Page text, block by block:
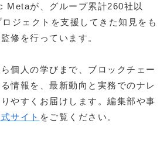
Metaが、グループ累計260社以
ロジェクトを支援してきた知見をも
修を行っています。
個人の学びまで、ブロックチェー
情報を、最新動向と実務でのナレ
やすくお届けします。編集部や事
サイト をご覧ください。